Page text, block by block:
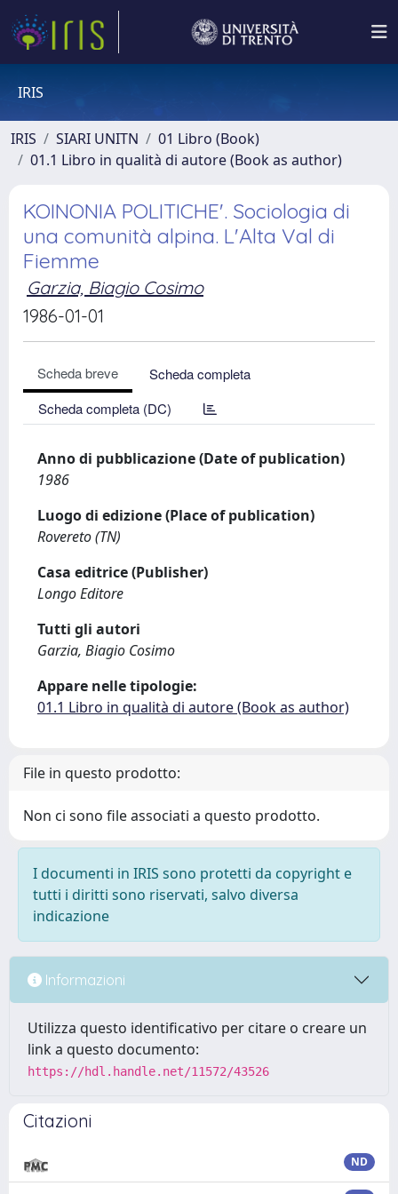
IRIS
IRIS SIARI UNITN
01 Libro (Book)
01.1 Libro in qualità di autore (Book as author)
KOINONIA POLITICHE'. Sociologia di
una comunità alpina. L'Alta Val di
Fiemme
Garzia, Biagio Cosimo
1986-01-01
Scheda breve
Scheda completa
Scheda completa (DC)
Anno di pubblicazione (Date of publication)
1986
Luogo di edizione (Place of publication)
Rovereto (TN)
Casa editrice (Publisher)
Longo Editore
Tutti gli autori
Garzia, Biagio Cosimo
Appare nelle tipologie:
01.1 Libro in qualità di autore (Book as author)
File in questo prodotto:
Non ci sono file associati a questo prodotto.
I documenti in IRIS sono protetti da copyright e
tutti i diritti sono riservati, salvo diversa
indicazione
Informazioni
Utilizza questo identificativo per citare o creare un
link a questo documento:
https://hdl.handle.net/11572/43526
Citazioni
ND